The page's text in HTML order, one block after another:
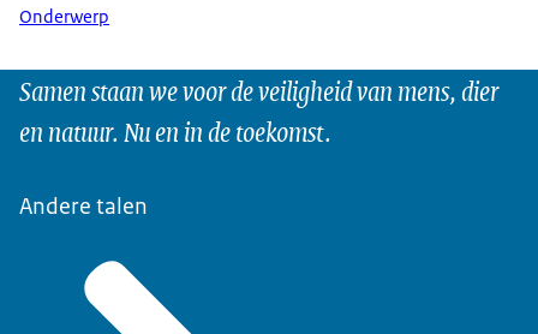
Onderwerp
Samen staan we voor de veiligheid van mens, dier
en natuur. Nu en in de toekomst.
Andere talen